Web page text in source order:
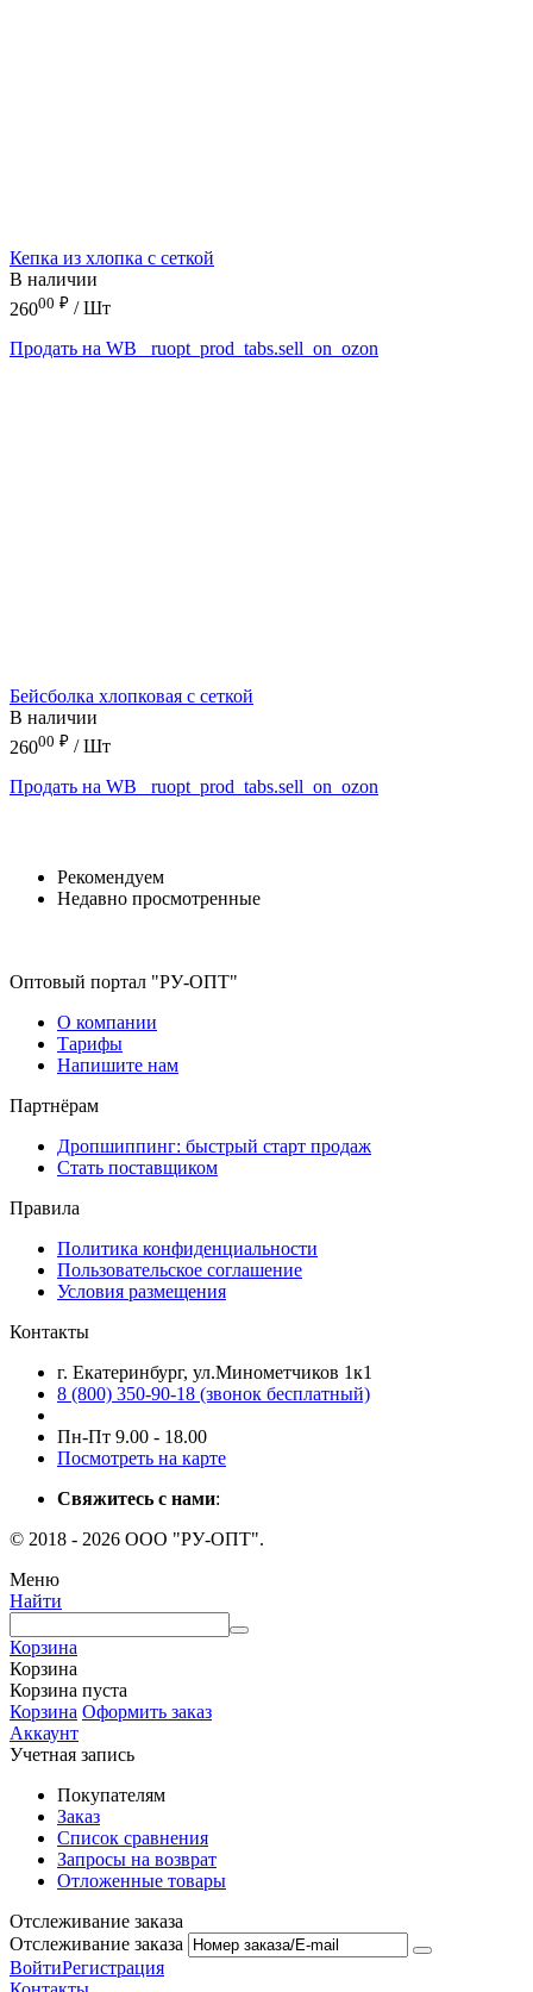
Кепка из хлопка с сеткой
В наличии
26000 ₽ / Шт
Продать на WB
_ruopt_prod_tabs.sell_on_ozon
Бейсболка хлопковая с сеткой
В наличии
26000 ₽ / Шт
Продать на WB
_ruopt_prod_tabs.sell_on_ozon
Рекомендуем
Недавно просмотренные
Оптовый портал "РУ-ОПТ"
О компании
Тарифы
Напишите нам
Партнёрам
Дропшиппинг: быстрый старт продаж
Стать поставщиком
Правила
Политика конфиденциальности
Пользовательское соглашение
Условия размещения
Контакты
г. Екатеринбург, ул.Минометчиков 1к1
8 (800) 350-90-18 (звонок бесплатный)
Пн-Пт 9.00 - 18.00
Посмотреть на карте
Свяжитесь с нами:
© 2018 - 2026 ООО "РУ-ОПТ".
Меню
Найти
Корзина
Корзина
Корзина пуста
Корзина Оформить заказ
Аккаунт
Учетная запись
Покупателям
Заказ
Список сравнения
Запросы на возврат
Отложенные товары
Отслеживание заказа
Отслеживание заказа
ВойтиРегистрация